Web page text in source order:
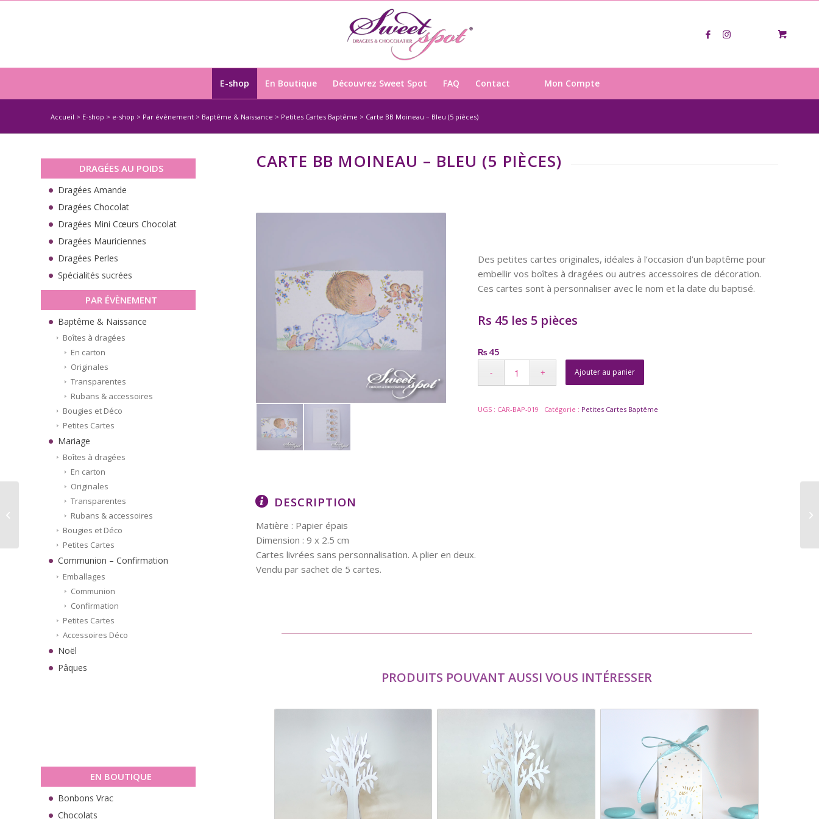
E-shop En Boutique Découvrez Sweet Spot FAQ Contact Mon Compte
Accueil > E-shop > e-shop > Par évènement> Baptême & Naissance > Petites Cartes Baptême > Carte BB Moineau – Bleu (5 pièces)
CARTE BB MOINEAU – BLEU (5 PIÈCES)
Des petites cartes originales, idéales à l’occasion d’un baptême pour
embellir vos boîtes à dragées ou autres accessoires de décoration.
Ces cartes sont à personnaliser avec le nom et la date du baptisé.
Rs 45 les 5 pièces
₨45
Ajouter au panier
UGS : CAR-BAP-019 Catégorie : Petites Cartes Baptême
DESCRIPTION
Matière : Papier épais
Dimension : 9 x 2.5 cm
Cartes livrées sans personnalisation. A plier en deux.
Vendu par sachet de 5 cartes.
PRODUITS POUVANT AUSSI VOUS INTÉRESSER
DRAGÉES AU POIDS
Dragées Amande
Dragées Chocolat
Dragées Mini Cœurs Chocolat
Dragées Mauriciennes
Dragées Perles
Spécialités sucrées
PAR ÉVÈNEMENT
Baptême & Naissance
Boîtes à dragées
En carton
Originales
Transparentes
Rubans & accessoires
Bougies et Déco
Petites Cartes
Mariage
Boîtes à dragées
En carton
Originales
Transparentes
Rubans & accessoires
Bougies et Déco
Petites Cartes
Communion – Confirmation
Emballages
Communion
Confirmation
Petites Cartes
Accessoires Déco
Noël
Pâques
EN BOUTIQUE
Bonbons Vrac
Chocolats
Carte Naissance – Bleu